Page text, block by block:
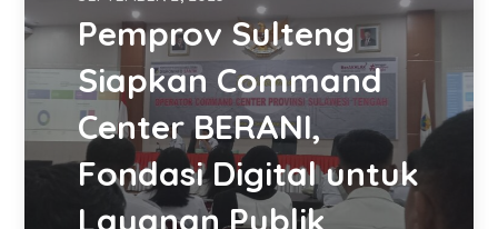
Pemprov Sulteng
Siapkan Command
Center BERANI,
Fondasi Digital untuk
Layanan Publik